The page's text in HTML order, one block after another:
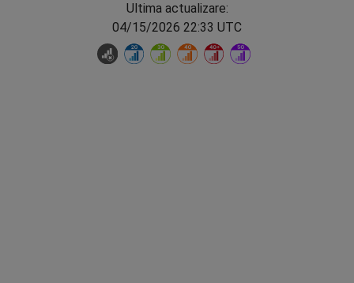
Ultima actualizare:
04/15/2026 22:33 UTC